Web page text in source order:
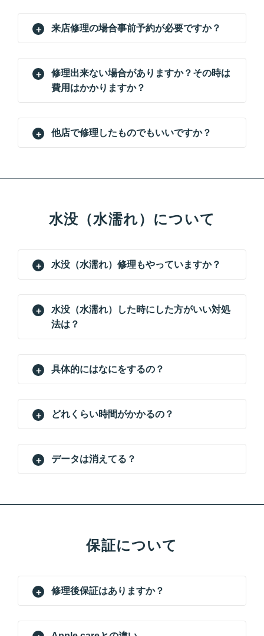
来店修理の場合事前予約が必要ですか？
修理出来ない場合がありますか？その時は
費用はかかりますか？
他店で修理したものでもいいですか？
水没（水濡れ）について
水没（水濡れ）修理もやっていますか？
水没（水濡れ）した時にした方がいい対処
法は？
具体的にはなにをするの？
どれくらい時間がかかるの？
データは消えてる？
保証について
修理後保証はありますか？